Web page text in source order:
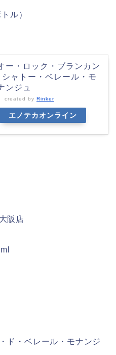
ル）
ー・ロック・ブランカン
シャトー・ベレール・モ
ンジュ
created by Rinker
エノテカオンライン
阪店
ド・ベレール・モナンジ